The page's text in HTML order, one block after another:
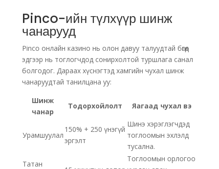
Pinco-ийн түлхүүр шинж
чанарууд
Pinco онлайн казино нь олон давуу талуудтай бөгөөд
эдгээр нь тоглогчдод сонирхолтой туршлага санал
болгодог. Дараах хүснэгтэд хамгийн чухал шинж
чанаруудтай танилцана уу:
Шинж
чанар
Тодорхойлолт Яагаад чухал вэ
Урамшуулал
150% + 250 үнэгүй
эргэлт
Шинэ хэрэглэгчдэд
тоглоомын эхлэлд
тусална.
Татан
Тоглоомын орлогоо